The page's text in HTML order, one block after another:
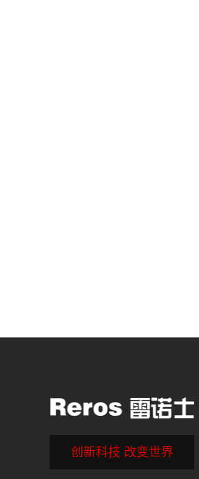
创新科技 改变世界